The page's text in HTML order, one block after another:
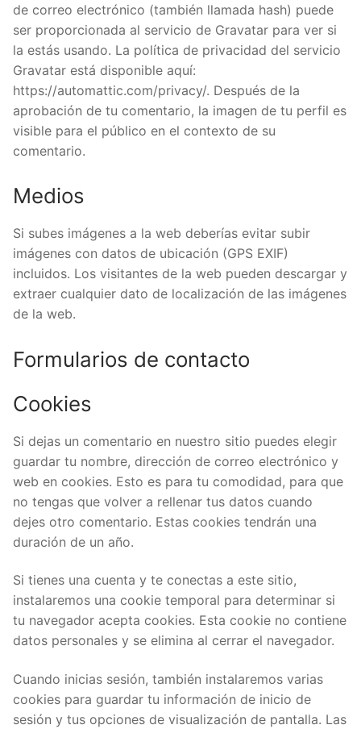
de correo electrónico (también llamada hash) puede
ser proporcionada al servicio de Gravatar para ver si
la estás usando. La política de privacidad del servicio
Gravatar está disponible aquí:
https://automattic.com/privacy/. Después de la
aprobación de tu comentario, la imagen de tu perfil es
visible para el público en el contexto de su
comentario.
Medios
Si subes imágenes a la web deberías evitar subir
imágenes con datos de ubicación (GPS EXIF)
incluidos. Los visitantes de la web pueden descargar y
extraer cualquier dato de localización de las imágenes
de la web.
Formularios de contacto
Cookies
Si dejas un comentario en nuestro sitio puedes elegir
guardar tu nombre, dirección de correo electrónico y
web en cookies. Esto es para tu comodidad, para que
no tengas que volver a rellenar tus datos cuando
dejes otro comentario. Estas cookies tendrán una
duración de un año.
Si tienes una cuenta y te conectas a este sitio,
instalaremos una cookie temporal para determinar si
tu navegador acepta cookies. Esta cookie no contiene
datos personales y se elimina al cerrar el navegador.
Cuando inicias sesión, también instalaremos varias
cookies para guardar tu información de inicio de
sesión y tus opciones de visualización de pantalla. Las